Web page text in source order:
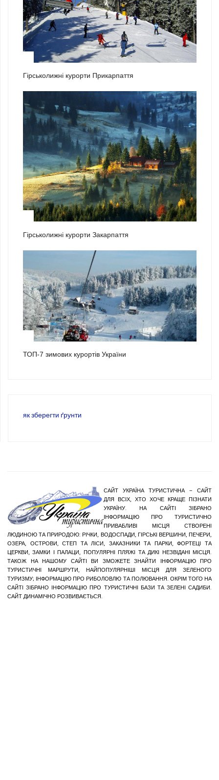
Гірськолижні курорти Прикарпаття
Гірськолижні курорти Закарпаття
ТОП-7 зимових курортів України
як зберегти ґрунти
САЙТ УКРАЇНА ТУРИСТИЧНА – САЙТ
ДЛЯ ВСІХ, ХТО ХОЧЕ КРАЩЕ ПІЗНАТИ
УКРАЇНУ. НА САЙТІ ЗІБРАНО
ІНФОРМАЦІЮ ПРО ТУРИСТИЧНО
ПРИВАБЛИВІ МІСЦЯ СТВОРЕНІ
ЛЮДИНОЮ ТА ПРИРОДОЮ: РІЧКИ, ВОДОСПАДИ, ГІРСЬКІ ВЕРШИНИ, ПЕЧЕРИ,
ОЗЕРА, ОСТРОВИ, СТЕП ТА ЛІСИ, ЗАКАЗНИКИ ТА ПАРКИ, ФОРТЕЦІ ТА
ЦЕРКВИ, ЗАМКИ І ПАЛАЦИ, ПОПУЛЯРНІ ПЛЯЖІ ТА ДИКІ НЕЗВІДАНІ МІСЦЯ.
ТАКОЖ НА НАШОМУ САЙТІ ВИ ЗМОЖЕТЕ ЗНАЙТИ ІНФОРМАЦІЮ ПРО
ТУРИСТИЧНІ МАРШРУТИ, НАЙПОПУЛЯРНІШІ МІСЦЯ ДЛЯ ЗЕЛЕНОГО
ТУРИЗМУ; ІНФОРМАЦІЮ ПРО РИБОЛОВЛЮ ТА ПОЛЮВАННЯ. ОКРІМ ТОГО НА
САЙТІ ЗІБРАНО ІНФОРМАЦІЮ ПРО ТУРИСТИЧНІ БАЗИ ТА ЗЕЛЕНІ САДИБИ.
САЙТ ДИНАМІЧНО РОЗВИВАЄТЬСЯ.